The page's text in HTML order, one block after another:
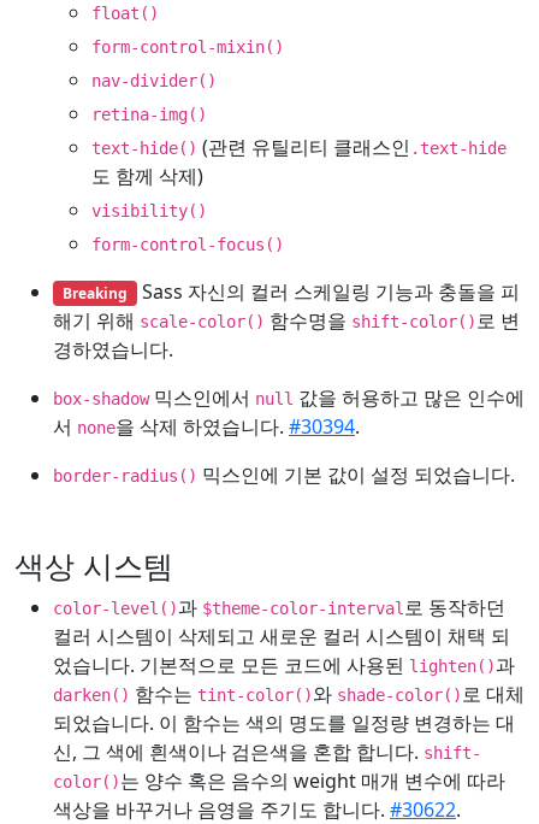
float()
form-control-mixin()
nav-divider()
retina-img()
text-hide() (관련 유틸리티 클래스인 .text-hide
도 함께 삭제)
visibility()
form-control-focus()
Breaking Sass 자신의 컬러 스케일링 기능과 충돌을 피
해기 위해 scale-color() 함수명을 shift-color()로 변
경하였습니다.
box-shadow믹스인에서 null 값을 허용하고 많은 인수에
서 none을 삭제 하였습니다. #30394.
border-radius() 믹스인에 기본 값이 설정 되었습니다.
색상 시스템
color-level()과 $theme-color-interval 로 동작하던
컬러 시스템이 삭제되고 새로운 컬러 시스템이 채택 되
었습니다. 기본적으로 모든 코드에 사용된 lighten()과
darken() 함수는 tint-color()와 shade-color()로 대체
되었습니다. 이 함수는 색의 명도를 일정량 변경하는 대
신, 그 색에 흰색이나 검은색을 혼합 합니다. shift-
color()는 양수 혹은 음수의 weight 매개 변수에 따라
색상을 바꾸거나 음영을 주기도 합니다. #30622.